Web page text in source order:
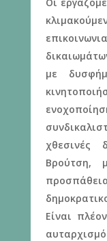
με
χθεσινές
Βρούτση,
Είναι